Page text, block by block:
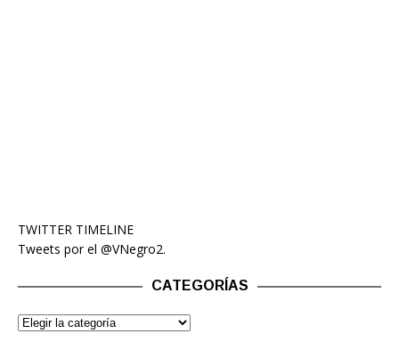
TWITTER TIMELINE
Tweets por el @VNegro2.
CATEGORÍAS